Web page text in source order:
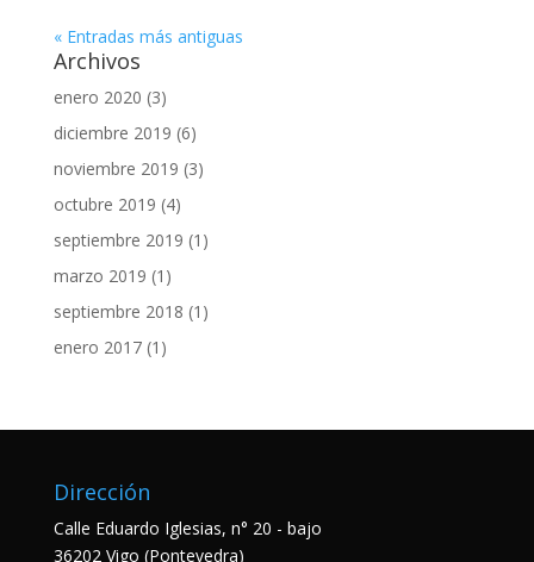
« Entradas más antiguas
Archivos
enero 2020 (3)
diciembre 2019 (6)
noviembre 2019 (3)
octubre 2019 (4)
septiembre 2019 (1)
marzo 2019 (1)
septiembre 2018 (1)
enero 2017(1)
Dirección
Calle Eduardo Iglesias, n° 20 - bajo
36202 Vigo (Pontevedra)